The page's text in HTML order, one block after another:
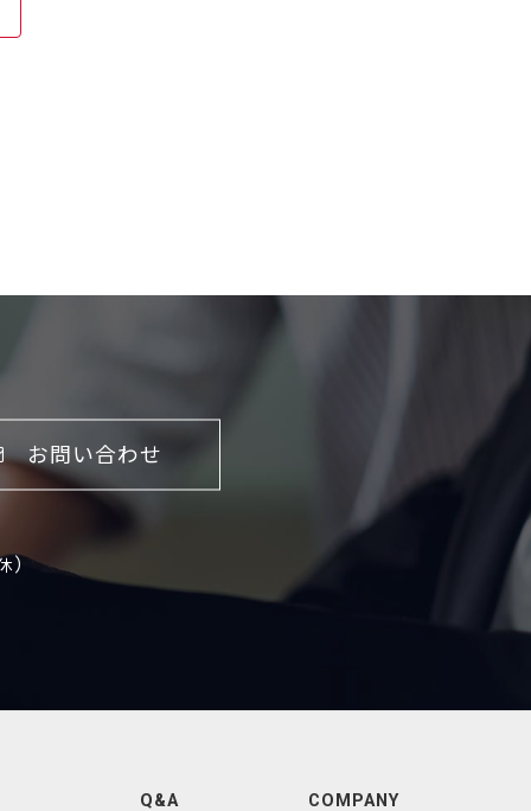
お問い合わせ
）
Q&A COMPANY